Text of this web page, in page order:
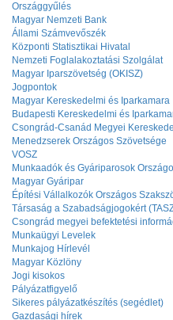
Országgyűlés
Magyar Nemzeti Bank
Állami Számvevőszék
Központi Statisztikai Hivatal
Nemzeti Foglalakoztatási Szolgálat
Magyar Iparszövetség (OKISZ)
Jogpontok
Magyar Kereskedelmi és Iparkamara
Budapesti Kereskedelmi és
Csongrád-Csanád Megyei
Menedzserek Országos Szövetsége
VOSZ
Munkaadók és Gyáriparosok
Magyar Gyáripar
Építési Vállalkozók Országos
Társaság a Szabadságjogokért
Csongrád megyei befektetési
Munkaügyi Levelek
Munkajog Hírlevél
Magyar Közlöny
Jogi kisokos
Pályázatfigyelő
Sikeres pályázatkészítés (segédlet)
Gazdasági hírek